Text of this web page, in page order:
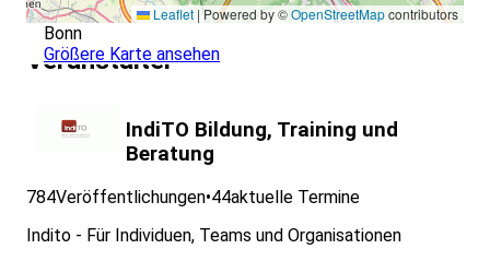
Leaflet |Powered by ©OpenStreetMapcontributors
Bonn
Größere Karte ansehen
Veranstalter
IndiTO Bildung, Training und
Beratung
784Veröffentlichungen•44aktuelle Termine
Indito - Für Individuen, Teams und Organisationen